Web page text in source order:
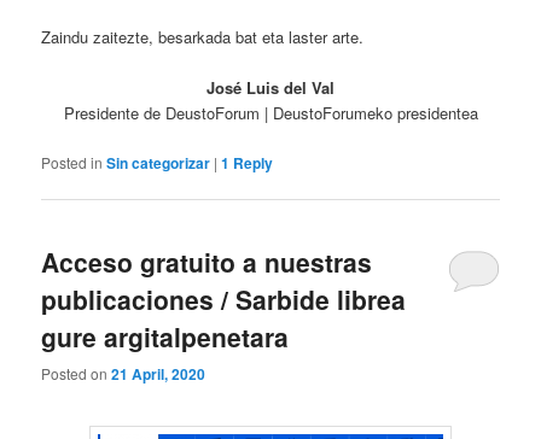
Zaindu zaitezte, besarkada bat eta laster arte.
José Luis del Val
Presidente de DeustoForum | DeustoForumeko presidentea
Posted in Sin categorizar |1 Reply
Acceso gratuito a nuestras
publicaciones / Sarbide librea
gure argitalpenetara
Posted on21 April, 2020